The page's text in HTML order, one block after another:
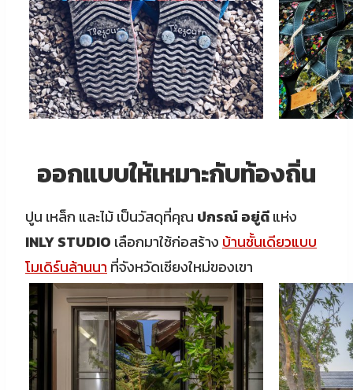
ออกแบบให้เหมาะกับท้องถิ่น
ปูน เหล็ก และไม้ เป็นวัสดุที่คุณ ปกรณ์ อยู่ดีแห่ง
INLY STUDIO เลือกมาใช้ก่อสร้าง บ้านชั้นเดียวแบบ
โมเดิร์นล้านนา ที่จังหวัดเชียงใหม่ของเขา